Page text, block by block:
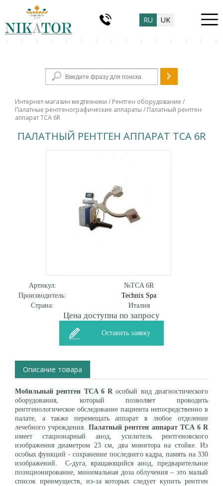
RU UK
Форма поиска
Интернет-магазин медтехники / Рентген оборудование /
Палатные рентгенографические аппараты / Палатный рентген
аппарат TCA 6R
ПАЛАТНЫЙ РЕНТГЕН АППАРАТ TCA 6R
Артикул:
№TCA 6R
Производитель:
Technix Spa
Страна:
Италия
Цена доступна по запросу
Оставить заявку
Описание товара
Мобильный рентген TCA 6 Rособый вид диагностического
оборудования, который позволяет проводить
рентгенологическое обследование пациента непосредственно в
палате, а также перемещать аппарат в любое отделение
лечебного учреждения. Палатный рентген аппарат TCA 6 R
имеет стационарный анод, усилитель рентгеновского
изображения диаметром 23 см, два монитора на стойке. Из
особых функций - сохранение последнего кадра, память на 330
изображений. С-дуга, вращающийся анод, предварительное
позиционирование, минимальная доза облучения – это малый
список преимуществ, из-за которых следует купить рентген